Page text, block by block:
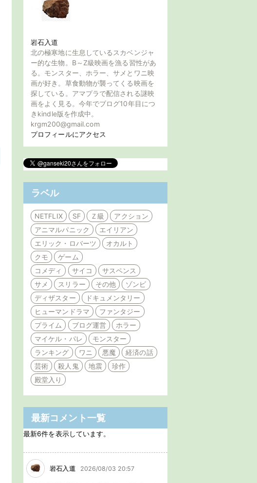
岩石入道
北の極寒地に生息しているスカベンジャ
ー的な生物。B～Z級映画を漁る習性があ
る。モンスター、ホラー、サメとワニ映
画が好き。草食動物が襲ってくる映画を
探している。アマプラで配信される謎映
画をよく見る。今年でブログ10年目につ
きkindle版を作成中。
krgm200@gmail.com
プロフィールにアクセス
ラベル
NETFLIX SF Ｚ級
アクション
アニマルパニック
エイリアン
エリック・ロバーツ
オカルト
クモ
ゲーム
コメディ
サイコ
サスペンス
サメ
スリラー その他
ゾンビ
ディザスター
ドキュメンタリー
ヒューマンドラマ
ファンタジー
プライム
ブログ運営
ホラー
マイケル・パレ
モンスター
ランキング
ワニ 悪魔
経済の話
芸術
殺人鬼 地震
珍作
殿堂入り
最新コメント一覧
最新6件を表示しています。
岩石入道 2026/08/03 20:57